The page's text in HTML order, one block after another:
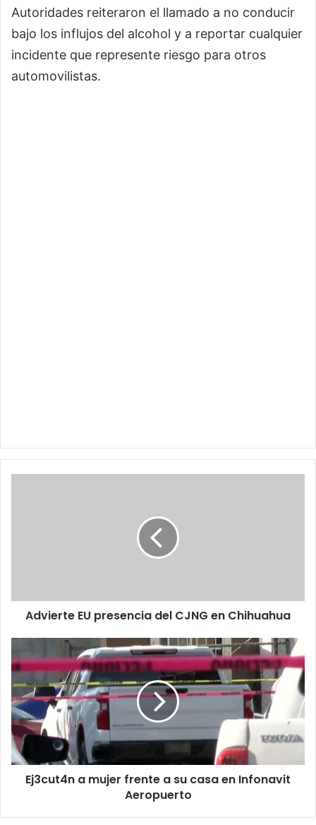
Autoridades reiteraron el llamado a no conducir
bajo los influjos del alcohol y a reportar cualquier
incidente que represente riesgo para otros
automovilistas.
Advierte EU presencia del CJNG en Chihuahua
a
mujer
frente
a
su
casa
en
Infonavit
Aeropuerto
Ej3cut4n a mujer frente a su casa en Infonavit
Aeropuerto